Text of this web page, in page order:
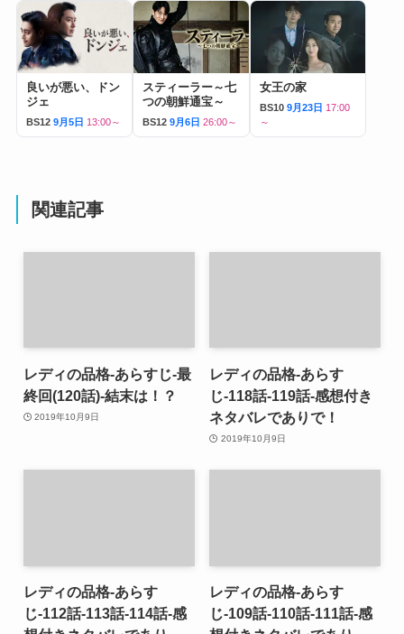
良いが悪い、ドン
ジェ
BS12 9月5日 13:00～
スティーラー～七
つの朝鮮通宝～
BS12 9月6日 26:00～
女王の家
BS10 9月23日 17:00
～
関連記事
レディの品格-あらすじ-最
終回(120話)-結末は！？
2019年10月9日
レディの品格-あらす
じ-118話-119話-感想付き
ネタバレでありで！
2019年10月9日
レディの品格-あらす
じ-112話-113話-114話-感
レディの品格-あらす
じ-109話-110話-111話-感